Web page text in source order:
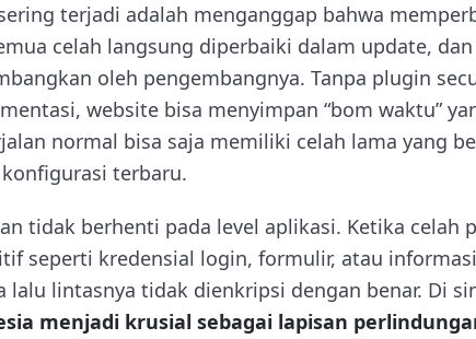
terjadi adalah menganggap bahwa
celah langsung diperbaiki dalam update,
oleh pengembangnya. Tanpa plugin
website bisa menyimpan “bom waktu”
normal bisa saja memiliki celah lama yang
terbaru.
tidak berhenti pada level aplikasi. Ketika celah
seperti kredensial login, formulir, atau
lalu lintasnya tidak dienkripsi dengan benar. Di
menjadi krusial sebagai lapisan